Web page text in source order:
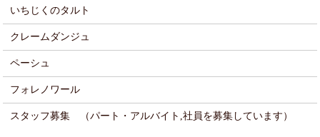
いちじくのタルト
クレームダンジュ
ペーシュ
フォレノワール
スタッフ募集 （パート・アルバイト,社員を募集しています）